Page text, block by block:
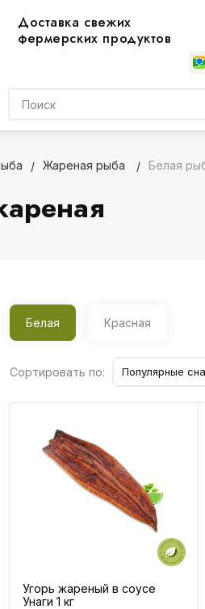
Доставка свежих
фермерских продуктов
Жареная рыба Белая
Белая Красная
Сортировать по: Популярные
Угорь жареный в соусе
Унаги 1 кг